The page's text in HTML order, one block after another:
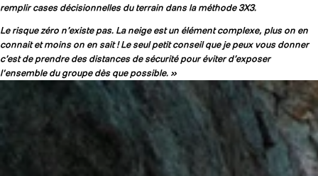
remplir cases décisionnelles du terrain dans la méthode 3X3.
Le risque zéro n’existe pas. La neige est un élément complexe, plus on en
connait et moins on en sait ! Le seul petit conseil que je peux vous donner
c’est de prendre des distances de sécurité pour éviter d’exposer
l‘ensemble du groupe dès que possible. »